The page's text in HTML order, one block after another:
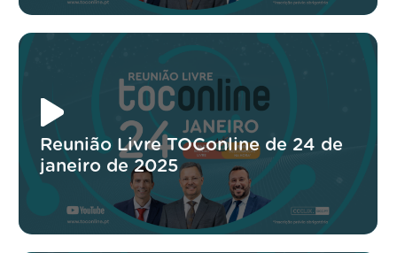
Reunião Livre TOConline de 24 de
janeiro de 2025